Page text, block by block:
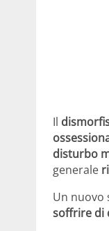
Il
disturbo
generale
Un nuovo
soffrire di